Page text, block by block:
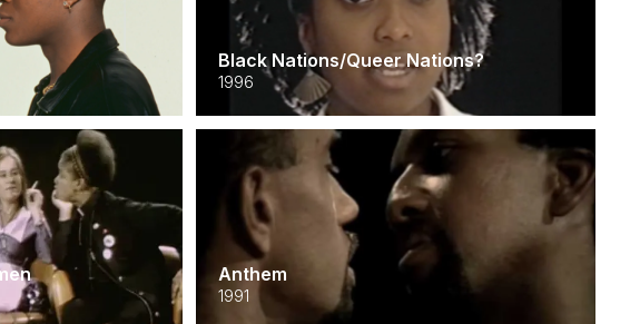
Black Nations/Queer Nations?
1996
Anthem
1991